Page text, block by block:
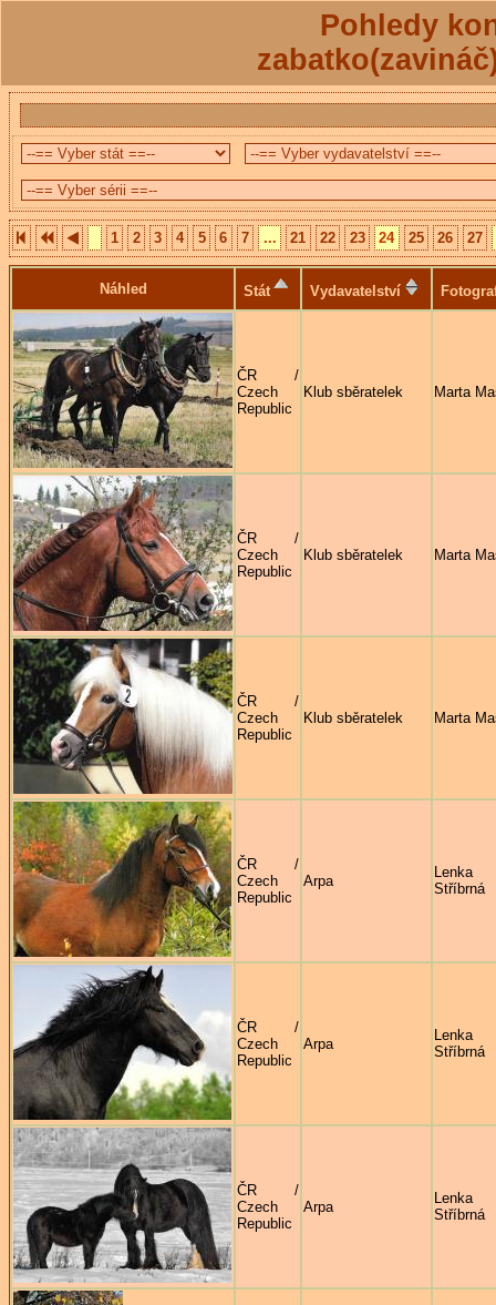
Pohledy
1 2 3 4 5 6 7 ... 21 22 23 24 25 26 27
Náhled Stát Vydavatelství
ČR /
Czech
Republic
Klub sběratelek Marta
ČR /
Czech
Republic
Klub sběratelek Marta
ČR /
Czech
Republic
Klub sběratelek Marta
ČR /
Czech
Republic
Arpa
Lenka
Stříbrná
ČR /
Czech
Republic
Arpa
Lenka
Stříbrná
ČR /
Czech
Republic
Arpa
Lenka
Stříbrná